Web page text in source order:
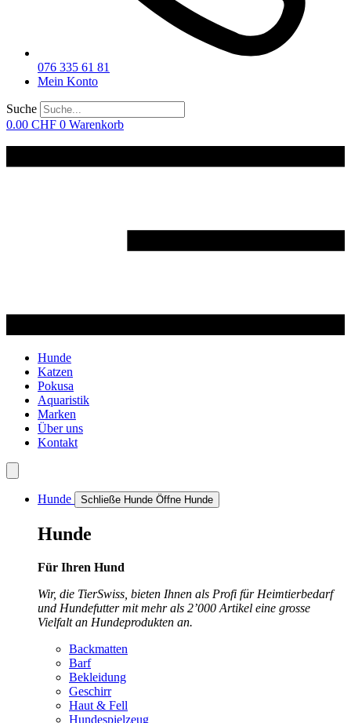
076 335 61 81
Mein Konto
Suche
0.00 CHF 0 Warenkorb
Hunde
Katzen
Pokusa
Aquaristik
Marken
Über uns
Kontakt
Hunde Schließe Hunde Öffne Hunde
Hunde
Für Ihren Hund
Wir, die TierSwiss, bieten Ihnen als Profi für Heimtierbedarf
und Hundefutter mit mehr als 2’000 Artikel eine grosse
Vielfalt an Hundeprodukten an.
Backmatten
Barf
Bekleidung
Geschirr
Haut & Fell
Hundespielzeug